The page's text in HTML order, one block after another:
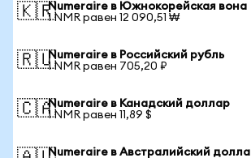
🇰🇷Numeraire в Южнокорейская вона
1 NMR равен 12 090,51 ₩
🇷🇺Numeraire в Российский рубль
1 NMR равен 705,20 ₽
🇨🇦Numeraire в Канадский доллар
1 NMR равен 11,89 $
Numeraire в Австралийский